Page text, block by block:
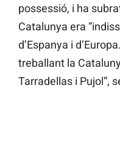
possessió, i ha
Catalunya era
d’Espanya i
treballant la
Tarradellas i Pujol”,